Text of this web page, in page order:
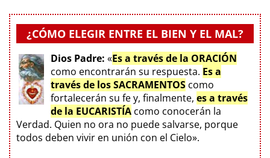
¿CÓMO ELEGIR ENTRE EL BIEN Y EL MAL?
Dios Padre: «Es a través de la ORACIÓN
como encontrarán su respuesta. Es a
través de los SACRAMENTOS como
fortalecerán su fe y, finalmente, es a través
de la EUCARISTÍA como conocerán la
Verdad. Quien no ora no puede salvarse, porque
todos deben vivir en unión con el Cielo».